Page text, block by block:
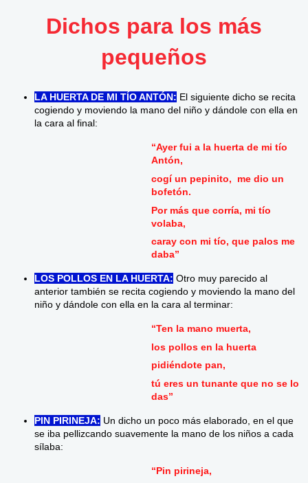
Dichos para los más
pequeños
LA HUERTA DE MI TÍO ANTÓN: El siguiente dicho se recita
cogiendo y moviendo la mano del niño y dándole con ella en
la cara al final:
“Ayer fui a la huerta de mi tío
Antón,
cogí un pepinito, me dio un
bofetón.
Por más que corría, mi tío
volaba,
caray con mi tío, que palos me
daba”
LOS POLLOS EN LA HUERTA: Otro muy parecido al
anterior también se recita cogiendo y moviendo la mano del
niño y dándole con ella en la cara al terminar:
“Ten la mano muerta,
los pollos en la huerta
pidiéndote pan,
tú eres un tunante que no se lo
das”
PIN PIRINEJA: Un dicho un poco más elaborado, en el que
se iba pellizcando suavemente la mano de los niños a cada
sílaba:
“Pin pirineja,